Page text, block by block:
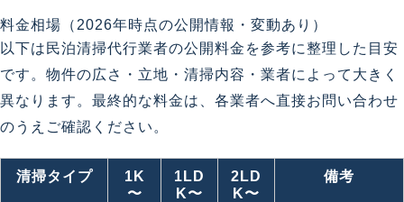
料金相場（2026年時点の公開情報・変動あり）
以下は民泊清掃代行業者の公開料金を参考に整理した目安
です。物件の広さ・立地・清掃内容・業者によって大きく
異なります。最終的な料金は、各業者へ直接お問い合わせ
のうえご確認ください。
清掃タイプ
1K
〜
1LD
K〜
2LD
K〜
備考